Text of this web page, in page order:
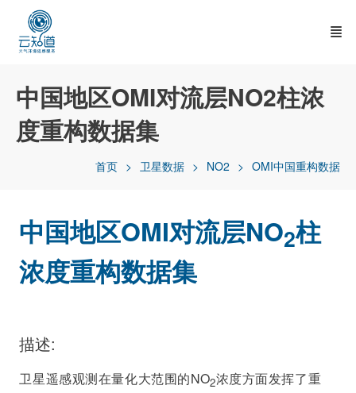
中国地区OMI对流层NO2柱浓
度重构数据集
首页 卫星数据 NO2 OMI中国重构数据
中国地区OMI对流层NO2柱
浓度重构数据集
描述:
卫星遥感观测在量化大范围的NO2浓度方面发挥了重